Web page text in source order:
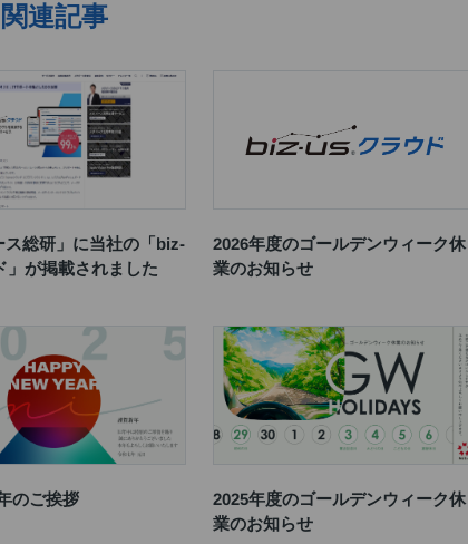
関連記事
ス総研」に当社の「biz-
」が掲載されました
2026年度のゴールデンウィーク休
業のお知らせ
のご挨拶 2025年度のゴールデンウィーク休
業のお知らせ